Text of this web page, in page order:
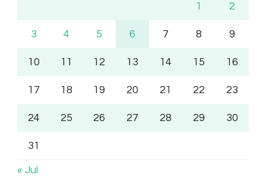
1 2
3 4 5 6 7 8 9
10 11 12 13 14 15 16
17 18 19 20 21 22 23
24 25 26 27 28 29 30
31
« Jul